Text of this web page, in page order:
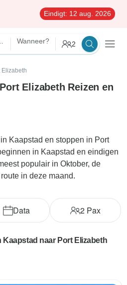
Eindigt: 12 aug. 2026
Wanneer? 2
Elizabeth
Elizabeth Reizen en
Kaapstad en stoppen in Port
in Kaapstad en eindigen
populair in Oktober, de
in deze maand.
Data 2 Pax
Kaapstad naar Port Elizabeth